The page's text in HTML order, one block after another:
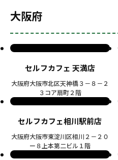
大阪府
セルフカフェ 天満店
大阪府大阪市北区天神橋３－８－２
３コア扇町２階
セルフカフェ相川駅前店
大阪府大阪市東淀川区相川２－２０
ー８上本第二ビル１階